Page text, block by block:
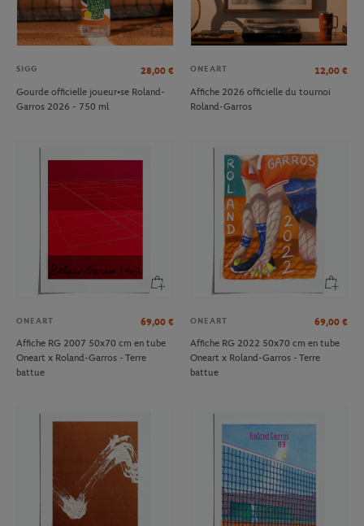
SIGG 28,00 €
Gourde officielle joueur•se Roland-
Garros 2026 - 750 ml
ONEART 12,00 €
Affiche 2026 officielle du tournoi
Roland-Garros
ONEART 69,00 €
Affiche RG 2007 50x70 cm en tube
Oneart x Roland-Garros - Terre
battue
ONEART 69,00 €
Affiche RG 2022 50x70 cm en tube
Oneart x Roland-Garros - Terre
battue